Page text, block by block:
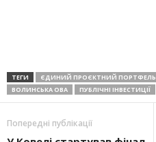
ТЕГИ ЄДИНИЙ ПРОЄКТНИЙ ПОРТФЕЛЬ
ВОЛИНСЬКА ОВА
ПУБЛІЧНІ ІНВЕСТИЦІЇ
Попередні публікації